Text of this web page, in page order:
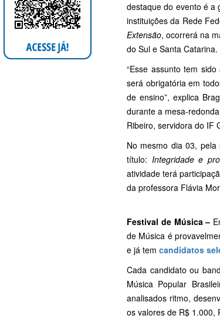
destaque do evento é a
instituições da Rede
Extensão, ocorrerá na
do Sul e Santa Catarina.
“Esse assunto tem
será obrigatória em
de ensino”, explica
durante a mesa-redonda
Ribeiro, servidora do IF
No mesmo dia 03,
título: Integridade e
atividade terá
da professora Flávia
Festival de Música –
de Música é
e já tem candidatos
Cada candidato ou
Música Popular
analisados ritmo,
os valores de R$ 1.000,